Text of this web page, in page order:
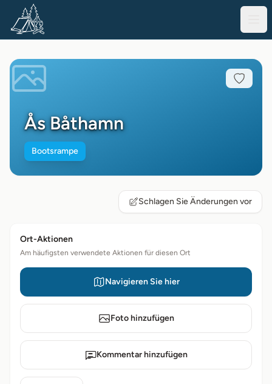
Ås Båthamn
Bootsrampe
Schlagen Sie Änderungen vor
Ort-Aktionen
Am häufigsten verwendete Aktionen für diesen Ort
Navigieren Sie hier
Foto hinzufügen
Kommentar hinzufügen